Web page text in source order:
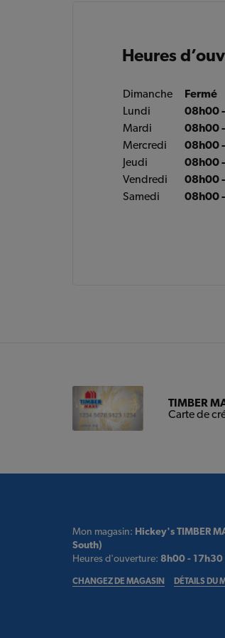
Heures
Dimanche
Fermé
Lundi
08h00
Mardi
08h00
Mercredi
08h00
Jeudi
08h00
Vendredi
08h00
Samedi
08h00
TIMBER
Carte de
Mon magasin: Hickey's TIMBER
South)
Heures d'ouverture: 8h00 - 17h30
CHANGEZ DE MAGASIN DÉTAILS DU